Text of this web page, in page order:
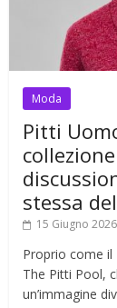
Moda
Pitti
stessa
15 Giugno 2026
Proprio come
The Pitti Pool,
un’immagine